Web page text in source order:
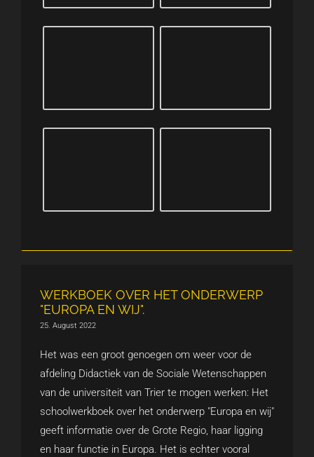
WERKBOEK OVER HET ONDERWERP
"EUROPA EN WIJ".
25. August 2022
Het was een groot genoegen om weer voor de
afdeling Didactiek van de Sociale Wetenschappen
van de universiteit van Trier te mogen werken: Het
schoolwerkboek over het onderwerp "Europa en wij"
geeft informatie over de Grote Regio, haar ligging
en haar functie in Europa. Het is echter vooral